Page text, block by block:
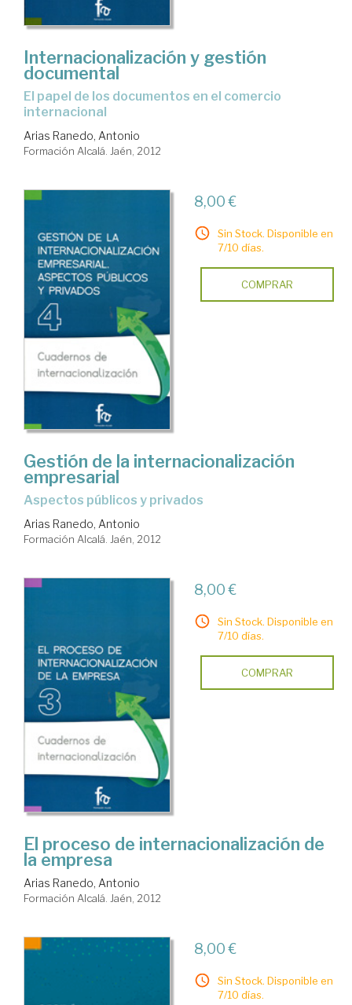
Internacionalización y gestión
documental
el papel de los documentos en el comercio
internacional
Arias Ranedo, Antonio
Formación Alcalá. Jaén, 2012
8,00 €
Sin Stock. Disponible en
7/10 días.
COMPRAR
Gestión de la internacionalización
empresarial
aspectos públicos y privados
Arias Ranedo, Antonio
Formación Alcalá. Jaén, 2012
8,00 €
Sin Stock. Disponible en
7/10 días.
COMPRAR
El proceso de internacionalización de
la empresa
Arias Ranedo, Antonio
Formación Alcalá. Jaén, 2012
8,00 €
Sin Stock. Disponible en
7/10 días.